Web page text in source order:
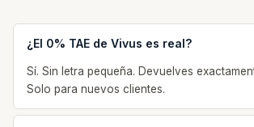
¿El 0% TAE de Vivus es real?
Sí. Sin letra pequeña. Devuelves
Solo para nuevos clientes.